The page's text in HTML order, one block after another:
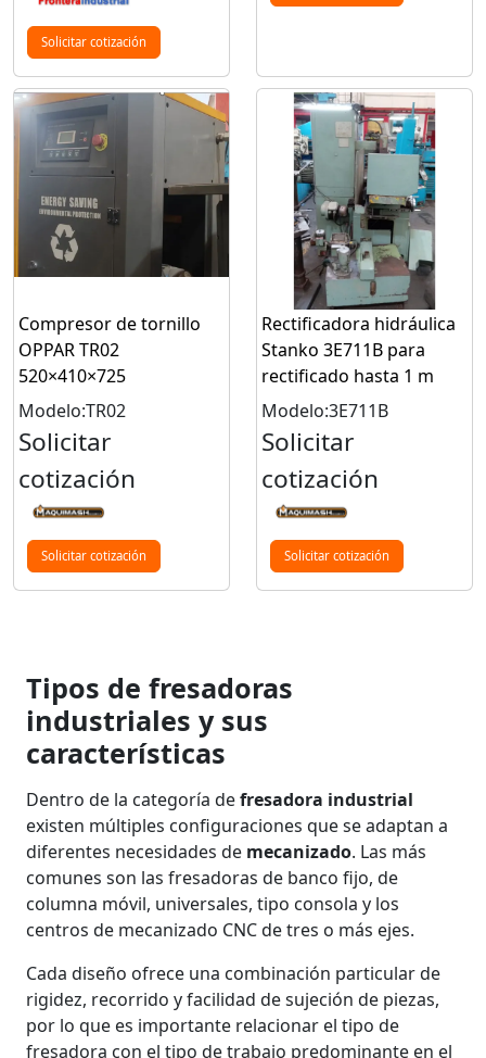
Solicitar cotización
Compresor de tornillo
OPPAR TR02
520×410×725
Modelo:TR02
Solicitar
cotización
Solicitar cotización
Rectificadora hidráulica
Stanko 3E711B para
rectificado hasta 1 m
Modelo:3E711B
Solicitar
cotización
Solicitar cotización
Tipos de fresadoras
industriales y sus
características
Dentro de la categoría defresadora industrial
existen múltiples configuraciones que se adaptan a
diferentes necesidades de mecanizado. Las más
comunes son las fresadoras de banco fijo, de
columna móvil, universales, tipo consola y los
centros de mecanizado CNC de tres o más ejes.
Cada diseño ofrece una combinación particular de
rigidez, recorrido y facilidad de sujeción de piezas,
por lo que es importante relacionar el tipo de
fresadora con el tipo de trabajo predominante en el